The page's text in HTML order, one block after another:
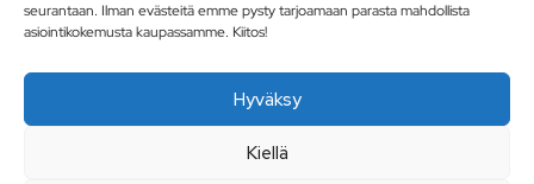
seurantaan. Ilman evästeitä emme pysty tarjoamaan parasta mahdollista
asiointikokemusta kaupassamme. Kiitos!
Hyväksy
Kiellä